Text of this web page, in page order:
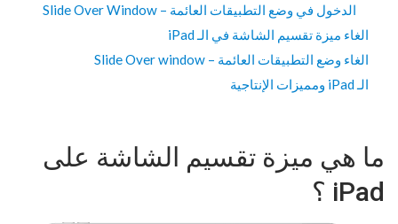
الدخول في وضع التطبيقات العائمة – Slide Over Window
الغاء ميزة تقسيم الشاشة في الـ iPad
الغاء وضع التطبيقات العائمة – Slide Over window
الـ iPad ومميزات الإنتاجية
ما هي ميزة تقسيم الشاشة على
iPad ؟